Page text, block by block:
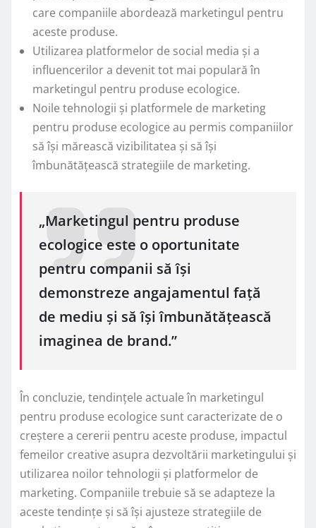
care companiile abordează marketingul pentru
aceste produse.
Utilizarea platformelor de social media și a
influencerilor a devenit tot mai populară în
marketingul pentru produse ecologice.
Noile tehnologii și platformele de marketing
pentru produse ecologice au permis companiilor
să își mărească vizibilitatea și să își
îmbunătățească strategiile de marketing.
„Marketingul pentru produse
ecologice este o oportunitate
pentru companii să își
demonstreze angajamentul față
de mediu și să își îmbunătățească
imaginea de brand.”
În concluzie, tendințele actuale în marketingul
pentru produse ecologice sunt caracterizate de o
creștere a cererii pentru aceste produse, impactul
femeilor creative asupra dezvoltării marketingului și
utilizarea noilor tehnologii și platformelor de
marketing. Companiile trebuie să se adapteze la
aceste tendințe și să își ajusteze strategiile de